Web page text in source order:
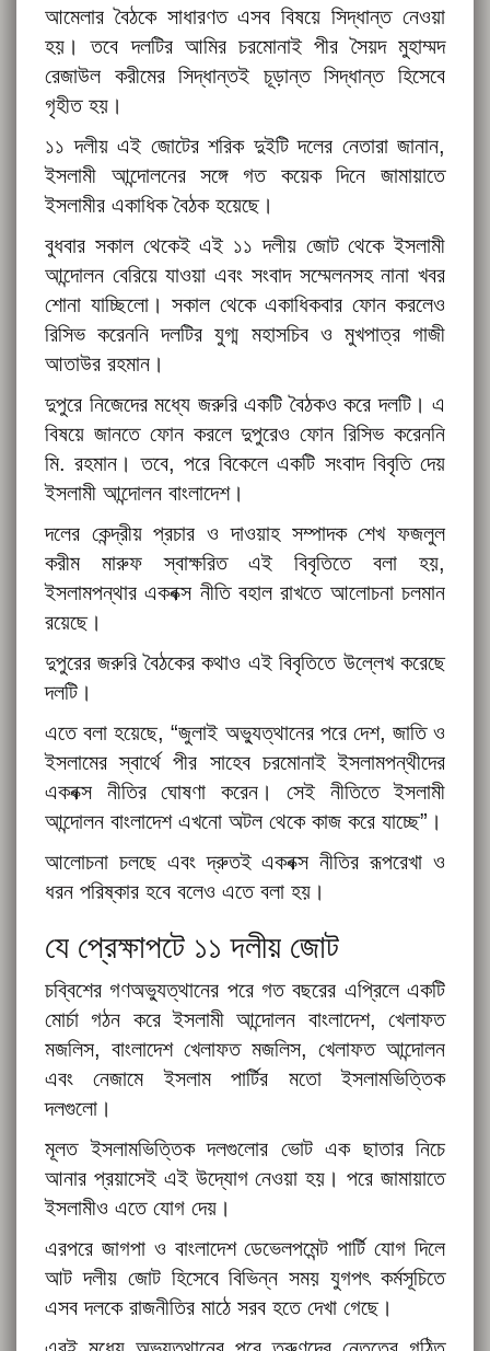
আমেলার বৈঠকে সাধারণত এসব বিষয়ে সিদ্ধান্ত নেওয়া
হয়। তবে দলটির আমির চরমোনাই পীর সৈয়দ মুহাম্মদ
রেজাউল করীমের সিদ্ধান্তই চূড়ান্ত সিদ্ধান্ত হিসেবে
গৃহীত হয়।
১১ দলীয় এই জোটের শরিক দুইটি দলের নেতারা জানান,
ইসলামী আন্দোলনের সঙ্গে গত কয়েক দিনে জামায়াতে
ইসলামীর একাধিক বৈঠক হয়েছে।
বুধবার সকাল থেকেই এই ১১ দলীয় জোট থেকে ইসলামী
আন্দোলন বেরিয়ে যাওয়া এবং সংবাদ সম্মেলনসহ নানা খবর
শোনা যাচ্ছিলো। সকাল থেকে একাধিকবার ফোন করলেও
রিসিভ করেননি দলটির যুগ্ম মহাসচিব ও মুখপাত্র গাজী
আতাউর রহমান।
দুপুরে নিজেদের মধ্যে জরুরি একটি বৈঠকও করে দলটি। এ
বিষয়ে জানতে ফোন করলে দুপুরেও ফোন রিসিভ করেননি
মি. রহমান। তবে, পরে বিকেলে একটি সংবাদ বিবৃতি দেয়
ইসলামী আন্দোলন বাংলাদেশ।
দলের কেন্দ্রীয় প্রচার ও দাওয়াহ সম্পাদক শেখ ফজলুল
করীম মারুফ স্বাক্ষরিত এই বিবৃতিতে বলা হয়,
ইসলামপন্থার একবক্স নীতি বহাল রাখতে আলোচনা চলমান
রয়েছে।
দুপুরের জরুরি বৈঠকের কথাও এই বিবৃতিতে উল্লেখ করেছে
দলটি।
এতে বলা হয়েছে, “জুলাই অভ্যুত্থানের পরে দেশ, জাতি ও
ইসলামের স্বার্থে পীর সাহেব চরমোনাই ইসলামপন্থীদের
একবক্স নীতির ঘোষণা করেন। সেই নীতিতে ইসলামী
আন্দোলন বাংলাদেশ এখনো অটল থেকে কাজ করে যাচ্ছে”।
আলোচনা চলছে এবং দ্রুতই একবক্স নীতির রূপরেখা ও
ধরন পরিষ্কার হবে বলেও এতে বলা হয়।
যে প্রেক্ষাপটে ১১ দলীয় জোট
চব্বিশের গণঅভ্যুত্থানের পরে গত বছরের এপ্রিলে একটি
মোর্চা গঠন করে ইসলামী আন্দোলন বাংলাদেশ, খেলাফত
মজলিস, বাংলাদেশ খেলাফত মজলিস, খেলাফত আন্দোলন
এবং নেজামে ইসলাম পার্টির মতো ইসলামভিত্তিক
দলগুলো।
মূলত ইসলামভিত্তিক দলগুলোর ভোট এক ছাতার নিচে
আনার প্রয়াসেই এই উদ্যোগ নেওয়া হয়। পরে জামায়াতে
ইসলামীও এতে যোগ দেয়।
এরপরে জাগপা ও বাংলাদেশ ডেভেলপমেন্ট পার্টি যোগ দিলে
আট দলীয় জোট হিসেবে বিভিন্ন সময় যুগপৎ কর্মসূচিতে
এসব দলকে রাজনীতির মাঠে সরব হতে দেখা গেছে।